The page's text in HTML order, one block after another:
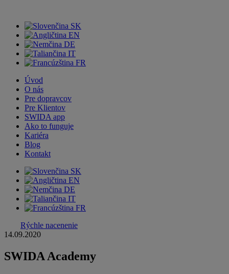
SK
EN
DE
IT
FR
Úvod
O nás
Pre dopravcov
Pre Klientov
SWIDA app
Ako to funguje
Kariéra
Blog
Kontakt
SK
EN
DE
IT
FR
Rýchle nacenenie
14.09.2020
SWIDA Academy